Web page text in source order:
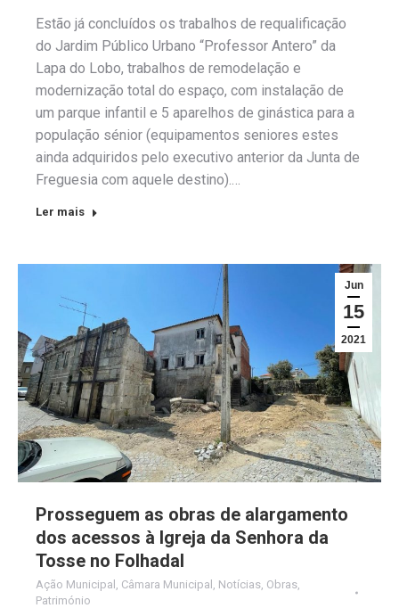
Estão já concluídos os trabalhos de requalificação
do Jardim Público Urbano “Professor Antero” da
Lapa do Lobo, trabalhos de remodelação e
modernização total do espaço, com instalação de
um parque infantil e 5 aparelhos de ginástica para a
população sénior (equipamentos seniores estes
ainda adquiridos pelo executivo anterior da Junta de
Freguesia com aquele destino).…
Ler mais
Jun
15
2021
Prosseguem as obras de alargamento
dos acessos à Igreja da Senhora da
Tosse no Folhadal
Ação Municipal Câmara Municipal Notícias Obras
Património